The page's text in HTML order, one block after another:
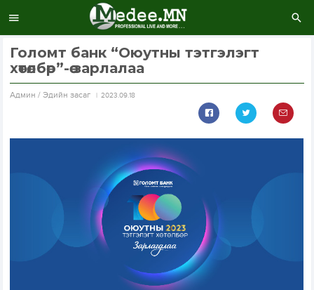
Голомт банк “Оюутны тэтгэлэгт
хөтөлбөр”-өө зарлалаа
Aдмин / Эдийн засаг 2023.09.18